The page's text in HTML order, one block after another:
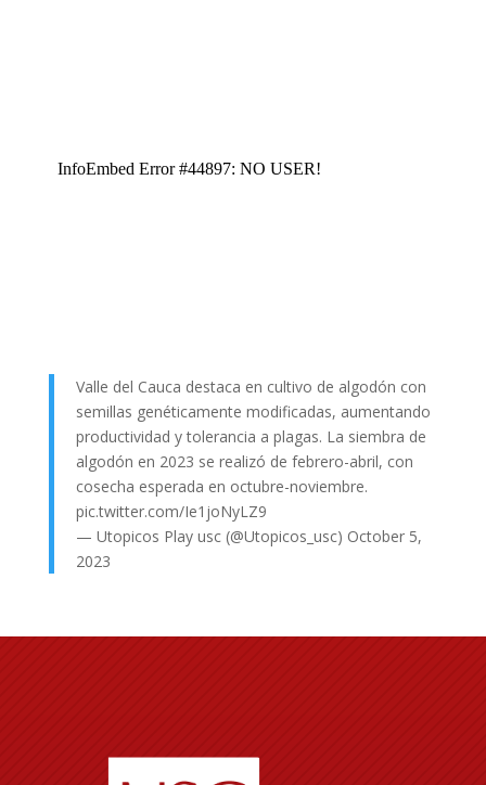
Valle del Cauca destaca en cultivo de algodón con
semillas genéticamente modificadas, aumentando
productividad y tolerancia a plagas. La siembra de
algodón en 2023 se realizó de febrero-abril, con
cosecha esperada en octubre-noviembre.
pic.twitter.com/Ie1joNyLZ9
— Utopicos Play usc (@Utopicos_usc) October 5,
2023